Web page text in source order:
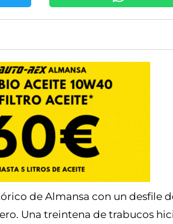
de Almansa con un desfile
Una treintena de trabucos